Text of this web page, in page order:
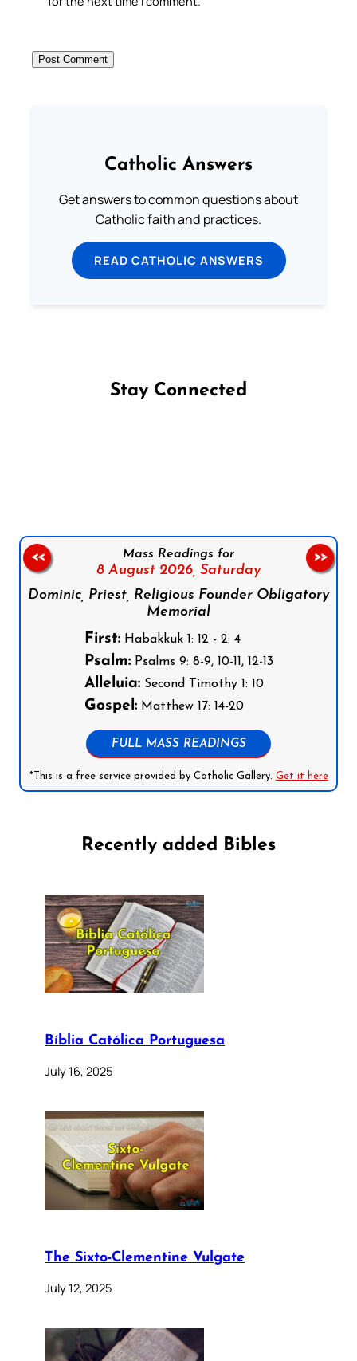
Catholic Answers
Get answers to common questions about
Catholic faith and practices.
READ CATHOLIC ANSWERS
Stay Connected
Mass Readings for
8 August 2026, Saturday
Dominic, Priest, Religious Founder Obligatory
Memorial
First:Habakkuk 1: 12 - 2: 4
Psalm:Psalms 9: 8-9, 10-11, 12-13
Alleluia:Second Timothy 1: 10
Gospel:Matthew 17: 14-20
FULL MASS READINGS
*This is a free service provided by Catholic Gallery. Get it here
<< >>
Recently added Bibles
Bíblia Católica Portuguesa
July 16, 2025
The Sixto-Clementine Vulgate
July 12, 2025